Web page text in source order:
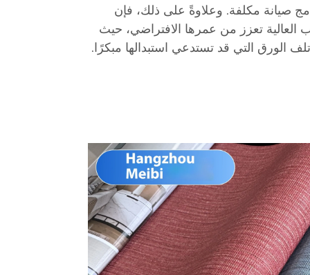
صيانة مكلفة. وعلاوةً على ذلك، فإن
العالية تعزز من عمرها الافتراضي، حيث
الورق التي قد تستدعي استبدالها مبكرًا.